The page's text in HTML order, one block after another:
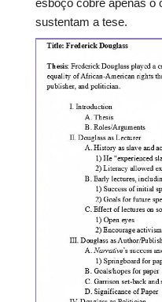
esboço cobre apenas o
sustentam a tese.